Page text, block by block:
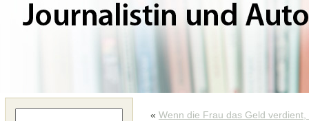
« Wenn die Frau das Geld